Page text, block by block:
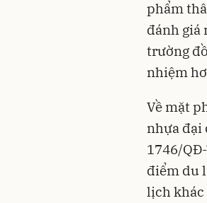
phẩm
đánh giá
trường
nhiệm
Về mặt
nhựa đại
1746/
điểm du
lịch khác